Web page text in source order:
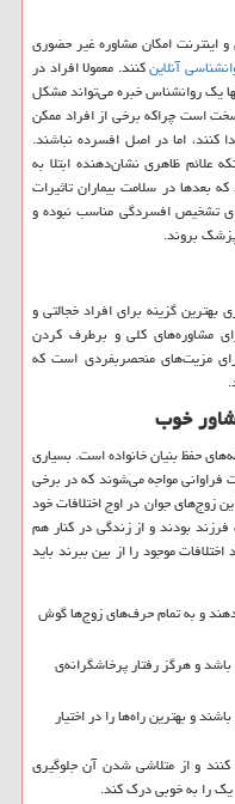
اینترنت امکان مشاوره غیر حضوری
آنلاینکنند. معمولا افراد در
یک روانشناس خبره می‌تواند مشکل
است چراکه برخی از افراد ممکن
کنند، اما در اصل افسرده نباشند.
علائم ظاهری نشان‌دهنده ابتلا به
بعدها در سلامت بیماران تاثیرات
تشخیص افسردگی مناسب نبوده و
بروند.
بهترین گزینه برای افراد خجالتی و
مشاوره‌های کلی و برطرف کردن
مزیت‌های منحصربفردی است که
خوب
حفظ بنیان خانواده است. بسیاری
فراوانی مواجه می‌شوند که در برخی
زوج‌های جوان در اوج اختلافات خود
بودند و از زندگی در کنار هم
موجود را از بین ببرند باید
و به تمام حرف‌های زوج‌ها گوش
و هرگز رفتار پرخاشگرانه‌ی
و بهترین راه‌ها را در اختیار
کنند و از متلاشی شدن آن جلوگیری
یک را به خوبی درک کند.